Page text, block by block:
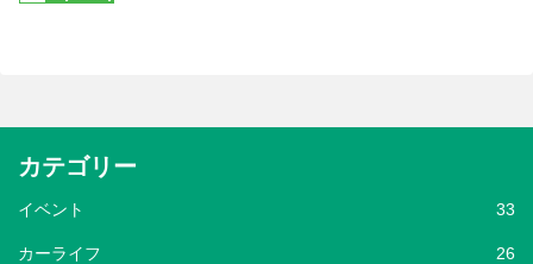
カテゴリー
イベント 33
カーライフ 26